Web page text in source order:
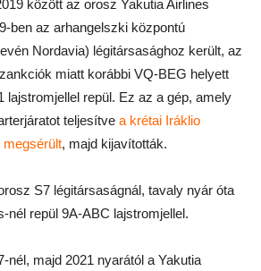
között az orosz Yakutia Airlines
ben az arhangelszki központú
Nordavia) légitársasághoz került, az
miatt korábbi VQ-BEG helyett
lajstromjellel repül. Ez az a gép, amely
teljesítve a krétai Iráklio
megsérült, majd kijavították.
S7 légitársaságnál, tavaly nyár óta
nél repül 9A-ABC lajstromjellel.
nél, majd 2021 nyarától a Yakutia